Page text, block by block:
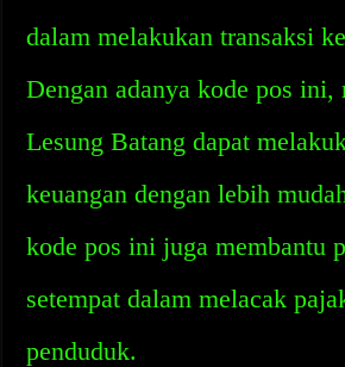
dalam melakukan transaksi
Dengan adanya kode pos ini,
Lesung Batang dapat
keuangan dengan lebih
kode pos ini juga membantu
setempat dalam melacak
penduduk.